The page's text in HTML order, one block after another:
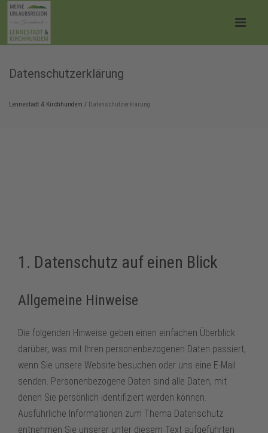
Datenschutzerklärung
Lennestadt & Kirchhundem / Datenschutzerklärung
1. Datenschutz auf einen Blick
Allgemeine Hinweise
Die folgenden Hinweise geben einen einfachen Überblick
darüber, was mit Ihren personenbezogenen Daten passiert,
wenn Sie unsere Website besuchen oder uns eine E-Mail
senden. Personenbezogene Daten sind alle Daten, mit
denen Sie persönlich identifiziert werden können.
Ausführliche Informationen zum Thema Datenschutz
entnehmen Sie unserer unter diesem Text aufgeführten